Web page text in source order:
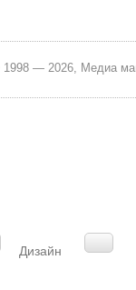
— 2026, Медиа
Дизайн